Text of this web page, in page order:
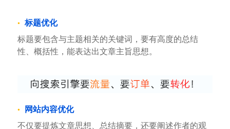
标题优化
标题要包含与主题相关的关键词，要有高度的总结
性、概括性，能表达出文章主旨思想。
网站内容优化
不仅要提炼文章思想、总结摘要，还要阐述作者的观